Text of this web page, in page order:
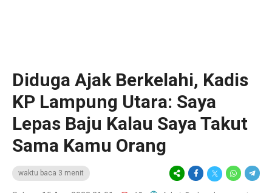
Diduga Ajak Berkelahi, Kadis
KP Lampung Utara: Saya
Lepas Baju Kalau Saya Takut
Sama Kamu Orang
waktu baca 3 menit